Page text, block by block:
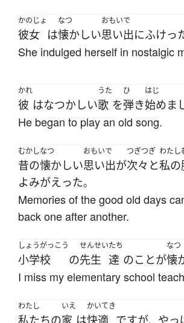
かのじょ
彼女 は
なつ
懐かしい
おもいで
思い出にふけっ
She indulged herself in nostalgic
かれ
彼 はなつかしい
うた
歌 を
ひ
弾き
はじ
始めま
He began to play an old song.
むかし
昔の
なつ
懐かしい
おもいで
思い出が
つぎつぎ
次々と
わたし
私の
よみがえった。
Memories of the good old days
back one after another.
しょうがっこう
小学校 の
せんせい
先生
たち
達 のことが
なつ
懐
I miss my elementary school
わたし
私たちの
いえ
家 は
かいてき
快適 ですが やっ